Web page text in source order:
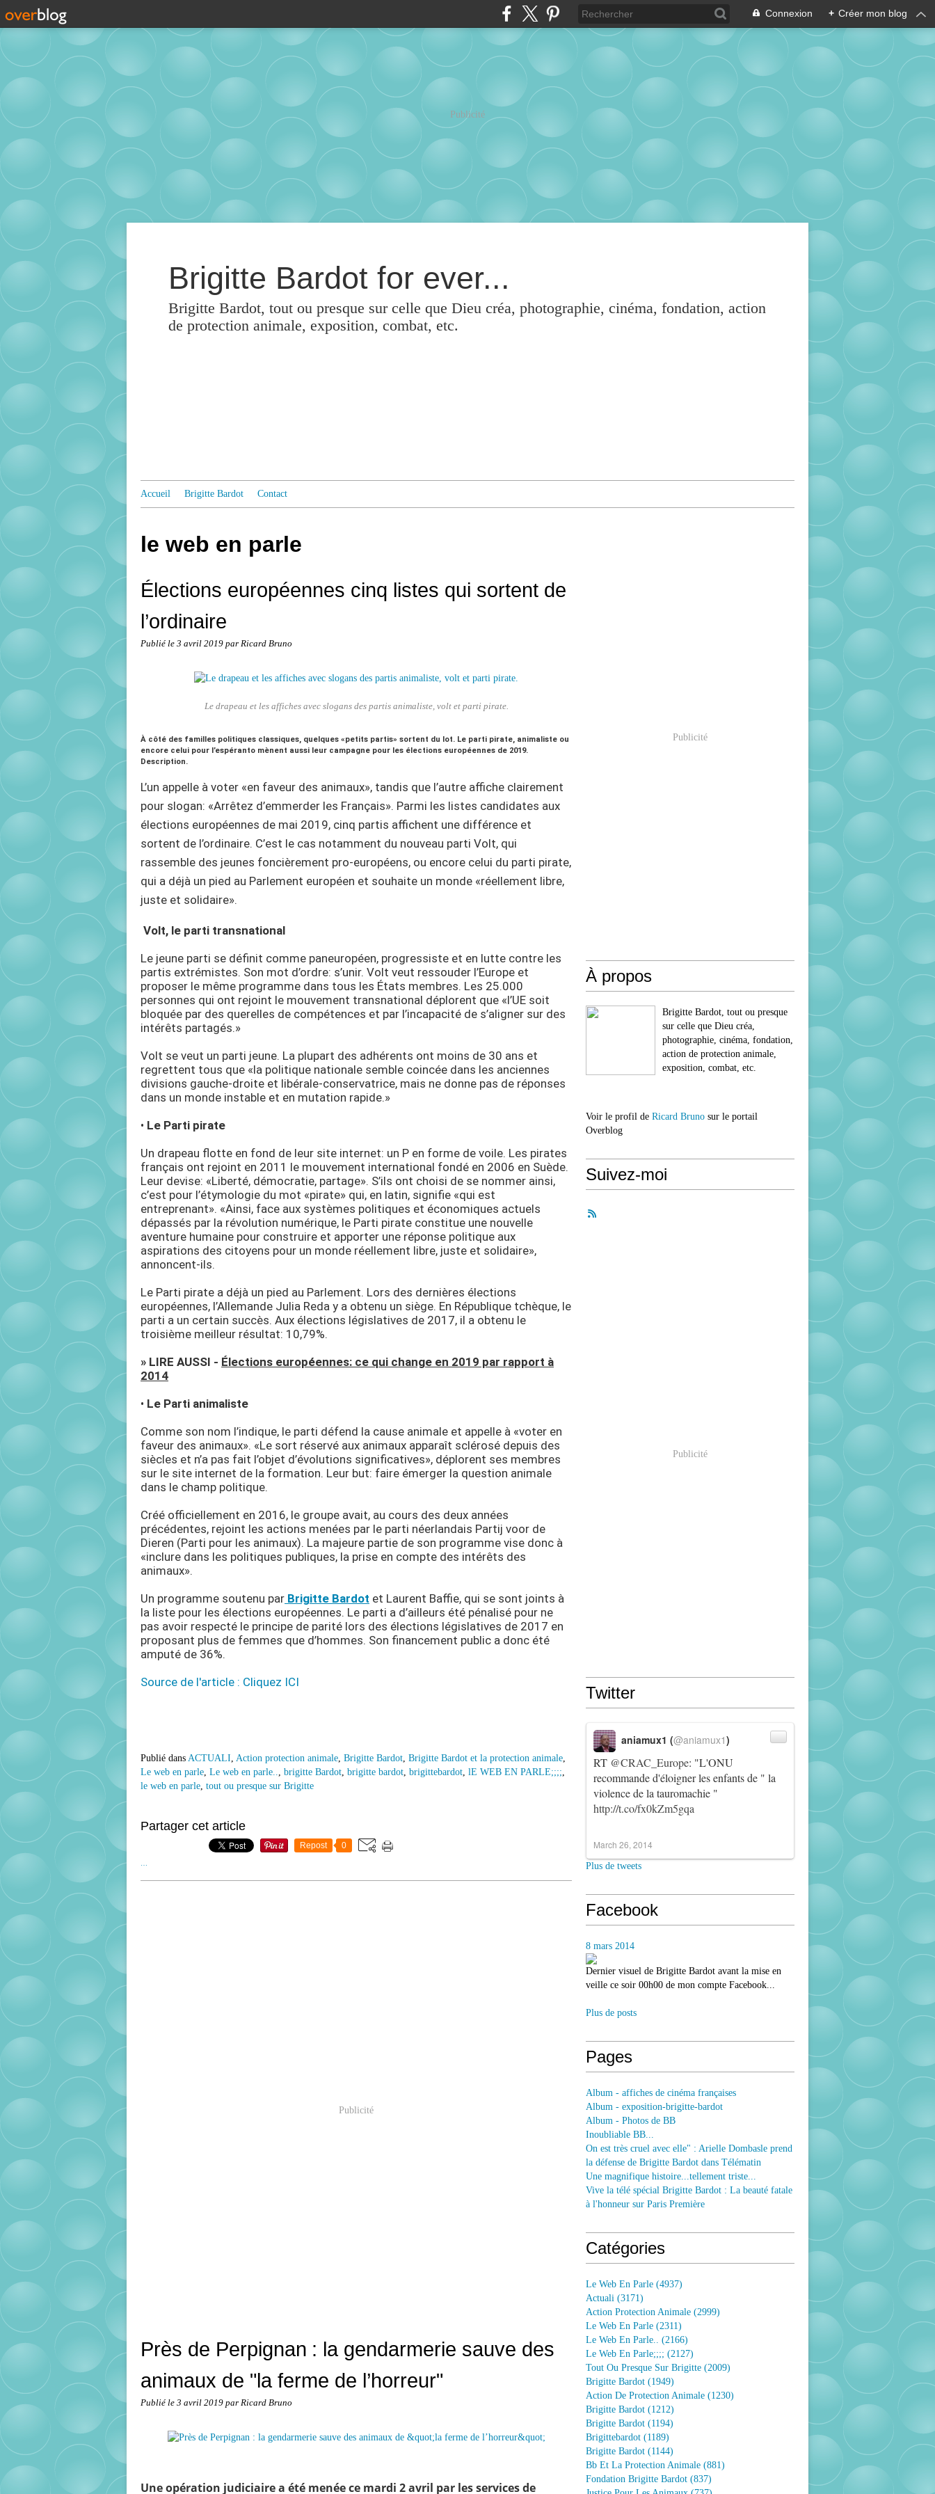
Connexion + Créer mon blog
Publicité
Brigitte Bardot for ever...
Brigitte Bardot, tout ou presque sur celle que Dieu créa, photographie, cinéma, fondation, action
de protection animale, exposition, combat, etc.
Accueil Brigitte Bardot Contact
le web en parle
Élections européennes cinq listes qui sortent de
l’ordinaire
Publié le 3 avril 2019 par Ricard Bruno
Le drapeau et les affiches avec slogans des partis animaliste, volt et parti pirate.
À côté des familles politiques classiques, quelques «petits partis» sortent du lot. Le parti pirate, animaliste ou
encore celui pour l’espéranto mènent aussi leur campagne pour les élections européennes de 2019.
Description.
L’un appelle à voter «en faveur des animaux», tandis que l’autre affiche clairement
pour slogan: «Arrêtez d’emmerder les Français». Parmi les listes candidates aux
élections européennes de mai 2019, cinq partis affichent une différence et
sortent de l’ordinaire. C’est le cas notamment du nouveau parti Volt, qui
rassemble des jeunes foncièrement pro-européens, ou encore celui du parti pirate,
qui a déjà un pied au Parlement européen et souhaite un monde «réellement libre,
juste et solidaire».
Volt, le parti transnational
Le jeune parti se définit comme paneuropéen, progressiste et en lutte contre les
partis extrémistes. Son mot d’ordre: s’unir. Volt veut ressouder l’Europe et
proposer le même programme dans tous les États membres. Les 25.000
personnes qui ont rejoint le mouvement transnational déplorent que «l’UE soit
bloquée par des querelles de compétences et par l’incapacité de s’aligner sur des
intérêts partagés.»
Volt se veut un parti jeune. La plupart des adhérents ont moins de 30 ans et
regrettent tous que «la politique nationale semble coincée dans les anciennes
divisions gauche-droite et libérale-conservatrice, mais ne donne pas de réponses
dans un monde instable et en mutation rapide.»
• Le Parti pirate
Un drapeau flotte en fond de leur site internet: un P en forme de voile. Les pirates
français ont rejoint en 2011 le mouvement international fondé en 2006 en Suède.
Leur devise: «Liberté, démocratie, partage». S’ils ont choisi de se nommer ainsi,
c’est pour l’étymologie du mot «pirate» qui, en latin, signifie «qui est
entreprenant». «Ainsi, face aux systèmes politiques et économiques actuels
dépassés par la révolution numérique, le Parti pirate constitue une nouvelle
aventure humaine pour construire et apporter une réponse politique aux
aspirations des citoyens pour un monde réellement libre, juste et solidaire»,
annoncent-ils.
Le Parti pirate a déjà un pied au Parlement. Lors des dernières élections
européennes, l’Allemande Julia Reda y a obtenu un siège. En République tchèque, le
parti a un certain succès. Aux élections législatives de 2017, il a obtenu le
troisième meilleur résultat: 10,79%.
» LIRE AUSSI - Élections européennes: ce qui change en 2019 par rapport à
2014
• Le Parti animaliste
Comme son nom l’indique, le parti défend la cause animale et appelle à «voter en
faveur des animaux». «Le sort réservé aux animaux apparaît sclérosé depuis des
siècles et n’a pas fait l’objet d’évolutions significatives», déplorent ses membres
sur le site internet de la formation. Leur but: faire émerger la question animale
dans le champ politique.
Créé officiellement en 2016, le groupe avait, au cours des deux années
précédentes, rejoint les actions menées par le parti néerlandais Partij voor de
Dieren (Parti pour les animaux). La majeure partie de son programme vise donc à
«inclure dans les politiques publiques, la prise en compte des intérêts des
animaux».
Un programme soutenu par Brigitte Bardot et Laurent Baffie, qui se sont joints à
la liste pour les élections européennes. Le parti a d’ailleurs été pénalisé pour ne
pas avoir respecté le principe de parité lors des élections législatives de 2017 en
proposant plus de femmes que d’hommes. Son financement public a donc été
amputé de 36%.
Source de l'article : Cliquez ICI
Publié dans ACTUALI, Action protection animale, Brigitte Bardot, Brigitte Bardot et la protection animale,
Le web en parle, Le web en parle.., brigitte Bardot, brigitte bardot, brigittebardot, lE WEB EN PARLE;;;;,
le web en parle, tout ou presque sur Brigitte
Partager cet article
Repost 0
Publicité
Près de Perpignan : la gendarmerie sauve des
animaux de "la ferme de l’horreur"
Publié le 3 avril 2019 par Ricard Bruno
Une opération judiciaire a été menée ce mardi 2 avril par les services de
Publicité
À propos
Brigitte Bardot, tout ou presque
sur celle que Dieu créa,
photographie, cinéma, fondation,
action de protection animale,
exposition, combat, etc.
Voir le profil de Ricard Bruno sur le portail
Overblog
Suivez-moi
Publicité
Twitter
RT @CRAC_Europe: "L'ONU
recommande d'éloigner les enfants de " la
violence de la tauromachie "
http://t.co/fx0kZm5gqa
aniamux1 (@aniamux1)
March 26, 2014
Plus de tweets
Facebook
8 mars 2014
Dernier visuel de Brigitte Bardot avant la mise en
veille ce soir 00h00 de mon compte Facebook...
Plus de posts
Pages
Album - affiches de cinéma françaises
Album - exposition-brigitte-bardot
Album - Photos de BB
Inoubliable BB...
On est très cruel avec elle" : Arielle Dombasle prend
la défense de Brigitte Bardot dans Télématin
Une magnifique histoire...tellement triste...
Vive la télé spécial Brigitte Bardot : La beauté fatale
à l'honneur sur Paris Première
Catégories
Le Web En Parle (4937)
Actuali (3171)
Action Protection Animale (2999)
Le Web En Parle (2311)
Le Web En Parle.. (2166)
Le Web En Parle;;;; (2127)
Tout Ou Presque Sur Brigitte (2009)
Brigitte Bardot (1949)
Action De Protection Animale (1230)
Brigitte Bardot (1212)
Brigitte Bardot (1194)
Brigittebardot (1189)
Brigitte Bardot (1144)
Bb Et La Protection Animale (881)
Fondation Brigitte Bardot (837)